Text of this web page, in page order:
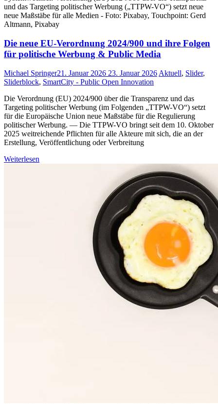
und das Targeting politischer Werbung („TTPW-VO“) setzt neue
neue Maßstäbe für alle Medien - Foto: Pixabay, Touchpoint: Gerd
Altmann, Pixabay
Die neue EU-Verordnung 2024/900 und ihre Folgen
für politische Werbung & Public Media
Michael Springer21. Januar 2026 23. Januar 2026 Aktuell, Slider,
Sliderblock, SmartCity - Public Open Innovation
Die Verordnung (EU) 2024/900 über die Transparenz und das
Targeting politischer Werbung (im Folgenden „TTPW-VO“) setzt
für die Europäische Union neue Maßstäbe für die Regulierung
politischer Werbung. — Die TTPW-VO bringt seit dem 10. Oktober
2025 weitreichende Pflichten für alle Akteure mit sich, die an der
Erstellung, Veröffentlichung oder Verbreitung
Weiterlesen